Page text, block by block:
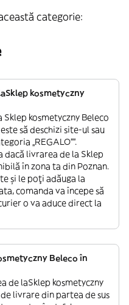
categorie:
kosmetyczny
kosmetyczny Beleco
să deschizi site-ul sau
„REGALO””.
dacă livrarea de la Sklep
în zona ta din Poznan.
și le poți adăuga la
comanda va începe să
o va aduce direct la
Beleco în
de laSklep kosmetyczny
livrare din partea de sus